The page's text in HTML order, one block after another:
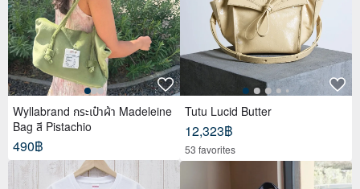
Wyllabrand กระเป๋าผ้า Madeleine
Bag สี Pistachio
490฿
Tutu Lucid Butter
12,323฿
53 favorites